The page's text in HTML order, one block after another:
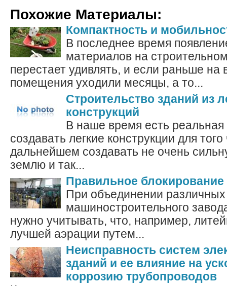
Похожие Материалы:
Компактность и
В последнее время
материалов на
перестает удивлять, и если раньше на
помещения уходили месяцы, а то...
Строительство зданий из
конструкций
В наше время есть
создавать легкие конструкции для
дальнейшем создавать не очень
землю и так...
Правильное блокирование
При объединении
машиностроительного
нужно учитывать, что, например,
лучшей аэрации путем...
Неисправность систем
зданий и ее влияние на
коррозию трубопроводов